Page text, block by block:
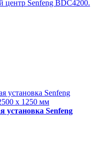
установка Senfeng